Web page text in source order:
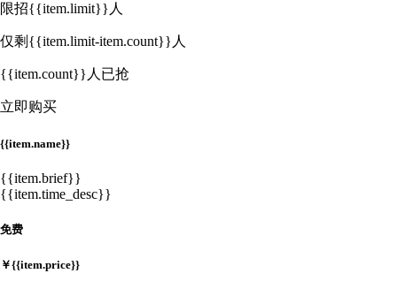
限招{{item.limit}}人
仅剩{{item.limit-item.count}}人
{{item.count}}人已抢
立即购买
{{item.name}}
{{item.brief}}
{{item.time_desc}}
免费
￥{{item.price}}